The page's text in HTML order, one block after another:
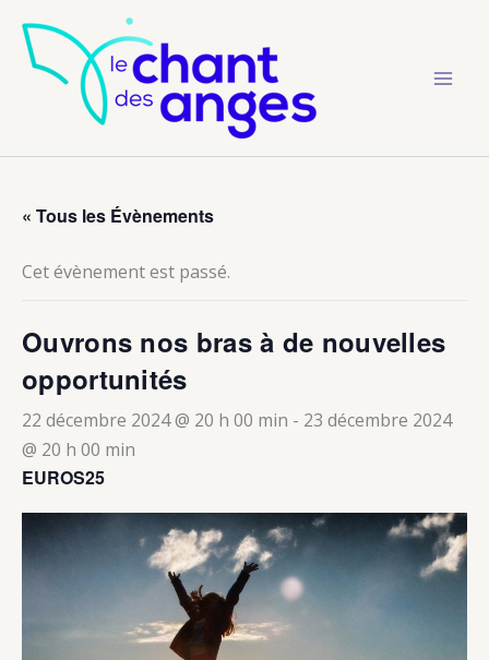
contenu
« Tous les Évènements
Cet évènement est passé.
Ouvrons nos bras à de nouvelles
opportunités
22 décembre 2024 @ 20 h 00 min - 23 décembre 2024
@ 20 h 00 min
EUROS25